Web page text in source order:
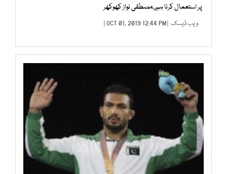
پر استعمال کرنا ہے،مصطفیٰ نواز کھوکھر
ویب ڈیسک | OCT 01, 2019 12:44 PM |